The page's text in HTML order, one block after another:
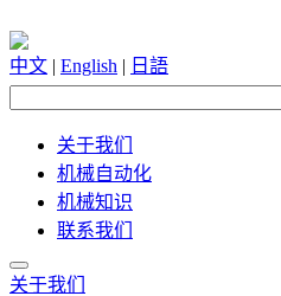
中文 | English | 日語
关于我们
机械自动化
机械知识
联系我们
关于我们